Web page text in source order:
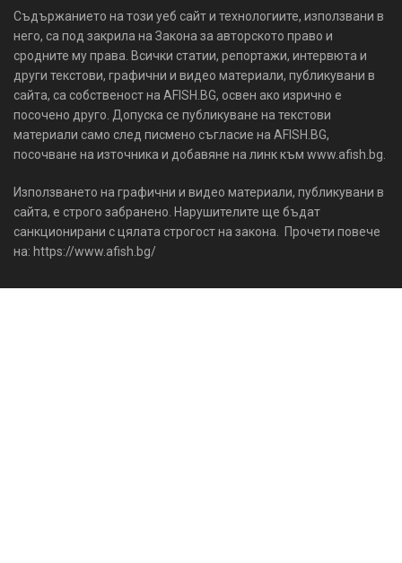
Съдържанието на този уеб сайт и технологиите, използвани в
него, са под закрила на Закона за авторското право и
сродните му права. Всички статии, репортажи, интервюта и
други текстови, графични и видео материали, публикувани в
сайта, са собственост на AFISH.BG, освен ако изрично е
посочено друго. Допуска се публикуване на текстови
материали само след писмено съгласие на AFISH.BG,
посочване на източника и добавяне на линк към www.afish.bg.
Използването на графични и видео материали, публикувани в
сайта, е строго забранено. Нарушителите ще бъдат
санкционирани с цялата строгост на закона. Прочети повече
на: https://www.afish.bg/